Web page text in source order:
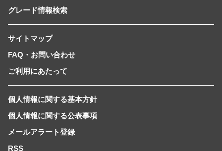
グレード情報検索
サイトマップ
FAQ・お問い合わせ
ご利用にあたって
個人情報に関する基本方針
個人情報に関する公表事項
メールアラート登録
RSS